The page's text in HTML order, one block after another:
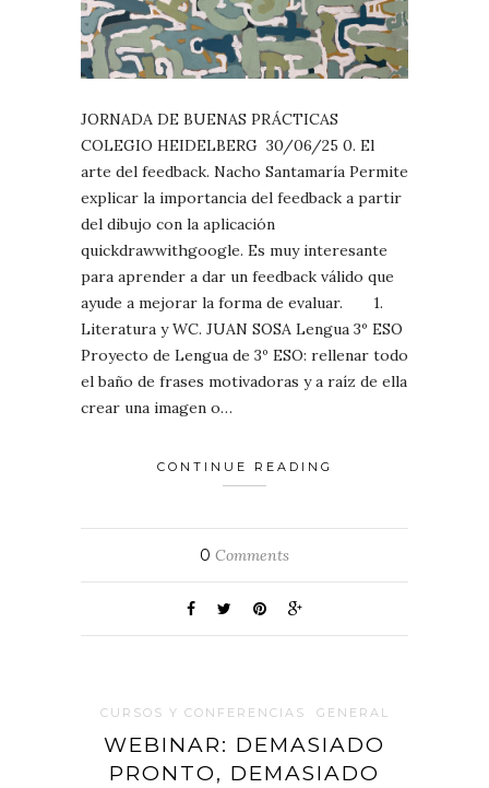
JORNADA DE BUENAS PRÁCTICAS
COLEGIO HEIDELBERG 30/06/25 0. El
arte del feedback. Nacho Santamaría Permite
explicar la importancia del feedback a partir
del dibujo con la aplicación
quickdrawwithgoogle. Es muy interesante
para aprender a dar un feedback válido que
ayude a mejorar la forma de evaluar. 1.
Literatura y WC. JUAN SOSA Lengua 3º ESO
Proyecto de Lengua de 3º ESO: rellenar todo
el baño de frases motivadoras y a raíz de ella
crear una imagen o…
CONTINUE READING
0 Comments
CURSOS Y CONFERENCIAS GENERAL
WEBINAR: DEMASIADO
PRONTO, DEMASIADO